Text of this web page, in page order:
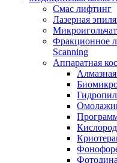
Смас лифтинг
Лазерная
Фракционное
Scanning
Аппаратная